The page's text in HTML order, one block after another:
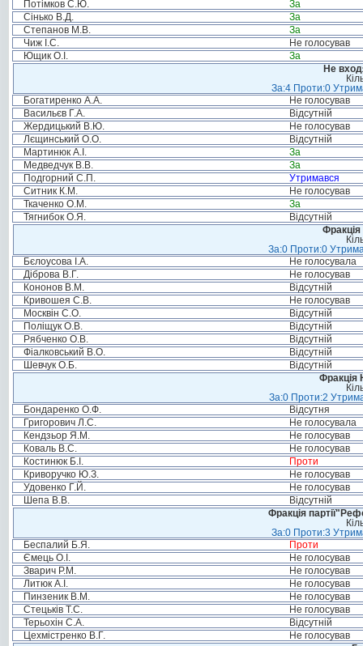
Потімков С.Ю.
За
Сінько В.Д.
За
Степанов М.В.
За
Чиж І.С.
Не голосував
Ющик О.І.
За
Не
За:4 Проти:0
Богатиренко А.А.
Не голосував
Васильєв Г.А.
Відсутній
Жердицький В.Ю.
Не голосував
Лєщинський О.О.
Відсутній
Мартинюк А.І.
За
Медведчук В.В.
За
Подгорний С.П.
Утримався
Ситник К.М.
Не голосував
Ткаченко О.М.
За
Тягнибок О.Я.
Відсутній
Фракція
За:0 Проти:0
Бєлоусова І.А.
Не голосувала
Діброва В.Г.
Не голосував
Кононов В.М.
Відсутній
Кривошея С.В.
Не голосував
Москвін С.О.
Відсутній
Поліщук О.В.
Відсутній
Рябченко О.В.
Відсутній
Фіалковський В.О.
Відсутній
Шевчук О.Б.
Відсутній
Фракція
За:0 Проти:2
Бондаренко О.Ф.
Відсутня
Григорович Л.С.
Не голосувала
Кендзьор Я.М.
Не голосував
Коваль В.С.
Не голосував
Костинюк Б.І.
Проти
Криворучко Ю.З.
Не голосував
Удовенко Г.Й.
Не голосував
Шепа В.В.
Відсутній
Фракція
За:0 Проти:3
Беспалий Б.Я.
Проти
Ємець О.І.
Не голосував
Зварич Р.М.
Не голосував
Литюк А.І.
Не голосував
Пинзеник В.М.
Не голосував
Стецьків Т.С.
Не голосував
Терьохін С.А.
Відсутній
Цехмістренко В.Г.
Не голосував